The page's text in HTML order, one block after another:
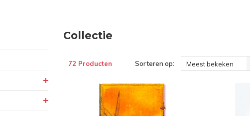
Collectie
72 Producten Sorteren op: Meest bekeken